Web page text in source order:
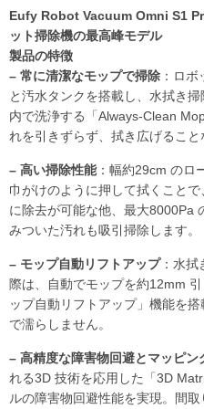
Eufy Robot Vacuum Omni S1
ット掃除機の最高峰モデル
製品の特徴
– 常に清潔なモップで掃除 ：ロ
と汚水タンクを搭載し、水拭き
内で洗浄する「Always-Clean
れを引きずらず、拭き広げること
– 高い掃除性能：幅約29cm のロ
巾がけのように押して拭くこと
に除去が可能な他、最大8000Pa
みついた汚れも吸引掃除します。
– モップ自動リフトアップ：水拭
際は、自動でモップを約12mm
ップ自動リフトアップ」機能を
で濡らしません。
– 高精度な障害物回避とマッピン
れる3D 技術を応用した「3D
ルの障害物回避性能を実現。間